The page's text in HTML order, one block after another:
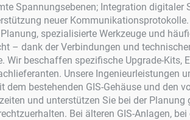
Spannungsebenen; Integration digitaler
neuer
spezialisierte Werkzeuge und
– dank der Verbindungen und
Wir beschaffen spezifische Upgrade-
Unsere Ingenieurleistungen
dem bestehenden GIS-Gehäuse und den
und unterstützen Sie bei der
Bei älteren GIS-Anlagen,